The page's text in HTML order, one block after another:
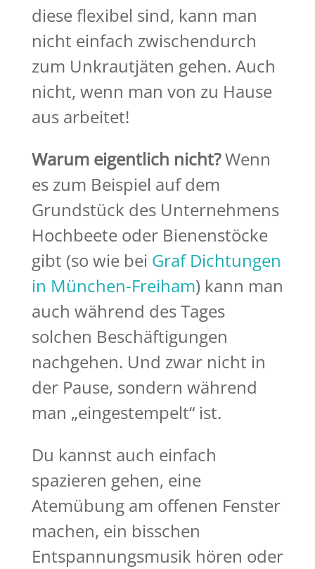
diese flexibel sind, kann man
nicht einfach zwischendurch
zum Unkrautjäten gehen. Auch
nicht, wenn man von zu Hause
aus arbeitet!
Warum eigentlich nicht?Wenn
es zum Beispiel auf dem
Grundstück des Unternehmens
Hochbeete oder Bienenstöcke
gibt (so wie bei Graf Dichtungen
in München-Freiham) kann man
auch während des Tages
solchen Beschäftigungen
nachgehen. Und zwar nicht in
der Pause, sondern während
man „eingestempelt“ ist.
Du kannst auch einfach
spazieren gehen, eine
Atemübung am offenen Fenster
machen, ein bisschen
Entspannungsmusik hören oder